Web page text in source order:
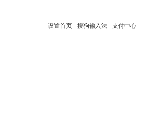
设置首页 - 搜狗输入法 - 支付中心 -